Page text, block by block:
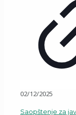
02/12/2025
Saopštenje za